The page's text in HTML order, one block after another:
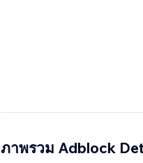
ภาพรวม Adblock